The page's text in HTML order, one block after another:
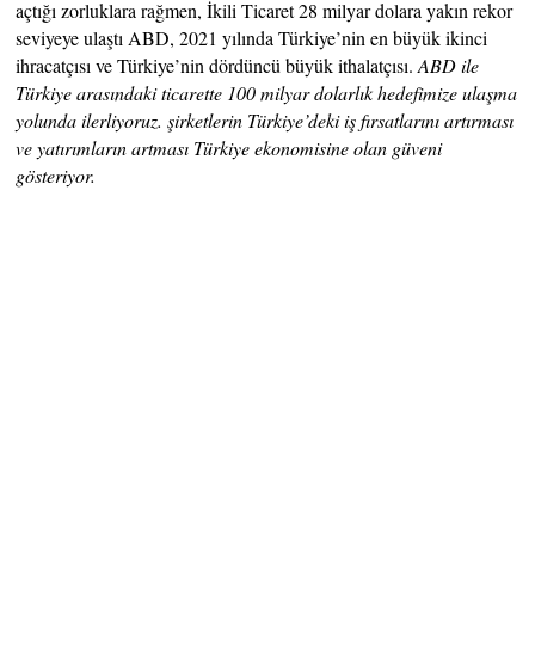
açtığı zorluklara rağmen, İkili Ticaret 28 milyar dolara yakın rekor
seviyeye ulaştı ABD, 2021 yılında Türkiye’nin en büyük ikinci
ihracatçısı ve Türkiye’nin dördüncü büyük ithalatçısı.ABD ile
Türkiye arasındaki ticarette 100 milyar dolarlık hedefimize ulaşma
yolunda ilerliyoruz. şirketlerin Türkiye’deki iş fırsatlarını artırması
ve yatırımların artması Türkiye ekonomisine olan güveni
gösteriyor.